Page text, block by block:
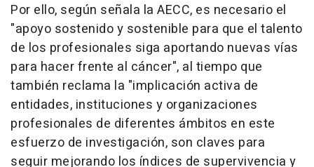
Por ello, según señala la AECC, es necesario el
"apoyo sostenido y sostenible para que el talento
de los profesionales siga aportando nuevas vías
para hacer frente al cáncer", al tiempo que
también reclama la "implicación activa de
entidades, instituciones y organizaciones
profesionales de diferentes ámbitos en este
esfuerzo de investigación, son claves para
seguir mejorando los índices de supervivencia y